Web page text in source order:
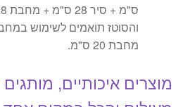
מחבת 20 ס"מ.
מוצרים איכותיים,